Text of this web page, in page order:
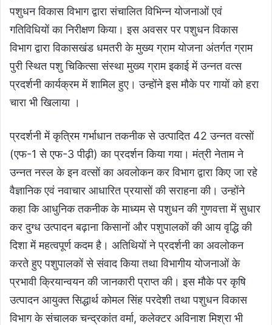
पशुधन विकास विभाग द्वारा संचालित विभिन्न योजनाओं एवं
गतिविधियों का निरीक्षण किया। इस अवसर पर पशुधन विकास
विभाग द्वारा विकासखंड धमतरी के मुख्य ग्राम योजना अंतर्गत ग्राम
पुरी स्थित पशु चिकित्सा संस्था मुख्य ग्राम इकाई में उन्नत वत्स
प्रदर्शनी कार्यक्रम में शामिल हुए। उन्होंने इस मौके पर गायों को हरा
चारा भी खिलाया ।
प्रदर्शनी में कृत्रिम गर्भाधान तकनीक से उत्पादित 42 उन्नत वत्सों
(एफ-1 से एफ-3 पीढ़ी) का प्रदर्शन किया गया। मंत्री नेताम ने
उन्नत नस्ल के इन वत्सों का अवलोकन कर विभाग द्वारा किए जा रहे
वैज्ञानिक एवं नवाचार आधारित प्रयासों की सराहना की। उन्होंने
कहा कि आधुनिक तकनीक के माध्यम से पशुधन की गुणवत्ता में सुधार
कर दुग्ध उत्पादन बढ़ाना किसानों और पशुपालकों की आय वृद्धि की
दिशा में महत्वपूर्ण कदम है। अतिथियों ने प्रदर्शनी का अवलोकन
करते हुए पशुपालकों से संवाद किया तथा विभागीय योजनाओं के
प्रभावी क्रियान्वयन की जानकारी प्राप्त की। इस मौके पर कृषि
उत्पादन आयुक्त सिद्धार्थ कोमल सिंह परदेशी तथा पशुधन विकास
विभाग के संचालक चन्द्रकांत वर्मा, कलेक्टर अविनाश मिश्रा भी